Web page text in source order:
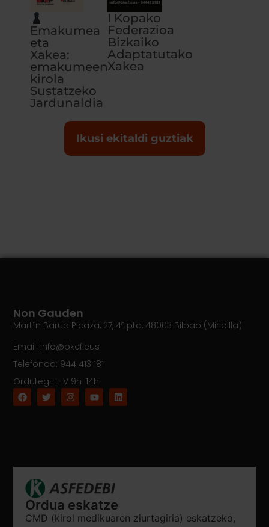
Emakumea
eta
Xakea:
emakumeen
kirola
Sustatzeko
Jardunaldia
I Kopako
Federazioa
Bizkaiko
Adaptatutako
Xakea
Ikusi ekitaldi guztiak
Non Gauden
Martín Barua Picaza, 27, 4º pta, 48003 Bilbao (Miribilla)
Email: info@bkef.eus
Telefonoa: 944 413 181
Ordutegi: L-V 9h-14h
Ordua eskatze
CMD (kirol medikuaren ziurtagiria) eskatzeko,